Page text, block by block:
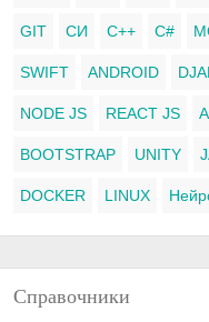
GIT СИ C++ C#
SWIFT ANDROID
NODE JS REACT JS
BOOTSTRAP UNITY
DOCKER LINUX
Справочники